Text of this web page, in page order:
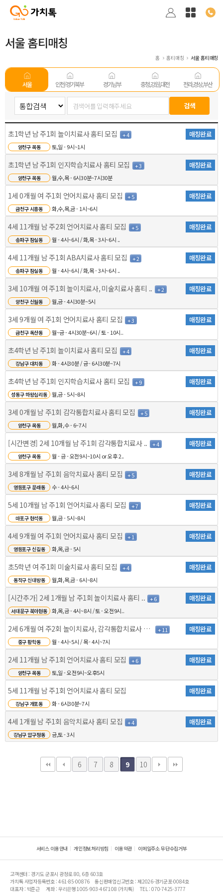
서울 홈티매칭
홈 홈티매칭 서울 홈티매칭
서울 인천/경기 북부 경기남부 충청,강원,대전 전라,경상,부산
초1학년 남 주1회 놀이치료사 홈티 모집 + 4 매칭완료
양천구 목동 토,일 - 9시~1시
초1학년 남 주1회 인지학습치료사 홈티 모집 + 3 매칭완료
양천구 목동 월,수,목 - 6시30분~7시30분
1세 0개월 여 주1회 언어치료사 홈티 모집 + 5 매칭완료
금천구 시흥동 화,수,목,금 - 1시~6시
4세 11개월 남 주2회 언어치료사 홈티 모집 + 5 매칭완료
송파구 잠실동 월 - 4시~6시 / 화,목 - 3시~6시 ..
4세 11개월 남 주1회 ABA치료사 홈티 모집 + 2 매칭완료
송파구 잠실동 월 - 4시~6시 / 화,목 - 3시~6시 ..
3세 10개월 여 주1회 놀이치료사, 미술치료사 홈티 .. + 2 매칭완료
양천구 신월동 월,금 - 4시30분~5시
3세 9개월 여 주1회 언어치료사 홈티 모집 + 3 매칭완료
금천구 독산동 월~금 - 4시30분~6시 / 토 - 10시..
초4학년 남 주1회 놀이치료사 홈티 모집 + 4 매칭완료
강남구 대치동 화 - 4시30분 / 금 - 6시30분~7시
초4학년 남 주1회 인지학습치료사 홈티 모집 + 9 매칭완료
성동구 하왕십리동 월,금 - 5시~8시
3세 0개월 남 주1회 감각통합치료사 홈티 모집 + 5 매칭완료
양천구 목동 월,화,수 - 6~7시
[시간변경] 2세 10개월 남 주1회 감각통합치료사 .. + 4 매칭완료
양천구 목동 월 - 금 - 오전9시~10시 or 오후 2..
3세 8개월 남 주1회 음악치료사 홈티 모집 + 5 매칭완료
영등포구 문래동 수 - 4시~6시
5세 10개월 남 주1회 언어치료사 홈티 모집 + 7 매칭완료
마포구 현석동 월,금 - 5시~8시
4세 9개월 여 주1회 언어치료사 홈티 모집 + 1 매칭완료
영등포구 신길동 화,목,금 - 5시
초5학년 여 주1회 미술치료사 홈티 모집 + 4 매칭완료
동작구 신대방동 월,화,목,금 - 6시~8시
[시간추가] 2세 1개월 남 주1회 놀이치료사 홈티 .. + 6 매칭완료
서대문구 북아현동 화,목,금 - 4시~8시 / 토 - 오전9시..
2세 6개월 여 주2회 놀이치료사, 감각통합치료사 홈티.. + 11 매칭완료
중구 황학동 월 - 4시~5시 / 목 - 4시~7시
2세 11개월 남 주1회 언어치료사 홈티 모집 + 6 매칭완료
양천구 목동 토,일 - 오전9시~오후5시
5세 11개월 남 주1회 언어치료사 홈티 모집 매칭완료
강남구 개포동 화 - 6시30분~7시
4세 1개월 남 주1회 음악치료사 홈티 모집 + 4 매칭완료
강남구 압구정동 금,토 - 3시
6 7 8 9 10
서비스 이용안내 개인정보처리방침 이용약관 이메일주소 무단수집거부
고객센터 : 경기도 군포시 광정로 80, 6층 603호
가치톡 사업자등록번호 : 461-85-00876
통신판매업신고번호 : 제2026-경기군포-0084호
대표자 : 박준근
계좌 : 우리은행 1005-903-467108 (가치톡)
TEL : 070-7425-3777